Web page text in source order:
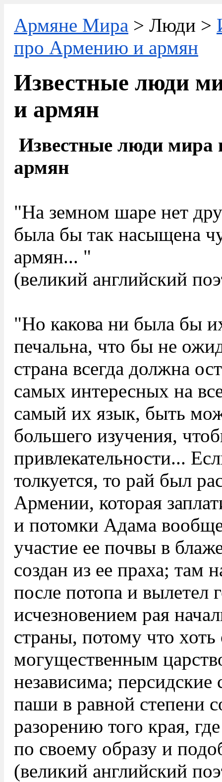
Армяне Мира > Люди >
про Армению и армян
Известные люди
и армян
Известные люди
армян
"На земном шаре нет
была бы так насыщена
армян... "
(великий английский
"Но какова ни была бы
печальна, что бы не
страна всегда должна
самых интересных на
самый их язык, быть
большего изучения,
привлекательности...
толкуется, то рай был
Армении, которая
и потомки Адама
участие ее почвы в
создан из ее праха; там
после потопа и вылетел
исчезновением рая
страны, потому что
могущественным
независима; персидские
паши в равной степени
разорению того края,
по своему образу и
(великий английский